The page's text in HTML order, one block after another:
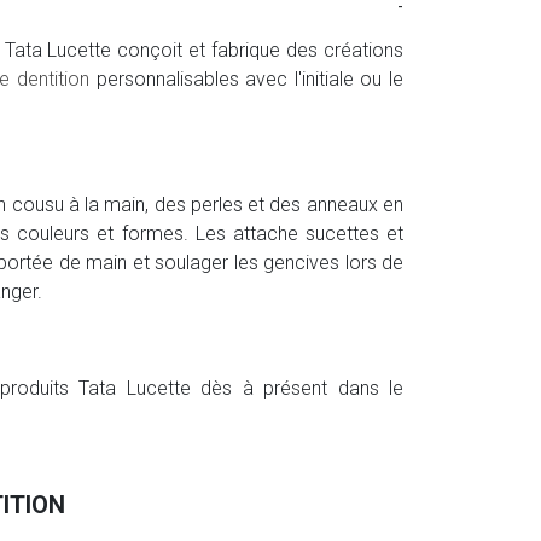
-
Lucette conçoit et fabrique des créations
dentition personnalisables avec l'initiale ou le
à la main, des perles et des anneaux en
couleurs et formes. Les attache sucettes et
de main et soulager les gencives lors de
Tata Lucette dès à présent dans le